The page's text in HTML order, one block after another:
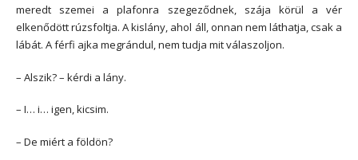
meredt szemei a plafonra szegeződnek, szája körül a vér
elkenődött rúzsfoltja. A kislány, ahol áll, onnan nem láthatja, csak a
lábát. A férfi ajka megrándul, nem tudja mit válaszoljon.
– Alszik? – kérdi a lány.
– I… i… igen, kicsim.
– De miért a földön?